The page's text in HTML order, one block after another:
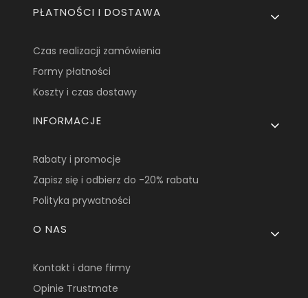
PŁATNOŚCI I DOSTAWA
Czas realizacji zamówienia
Formy płatności
Koszty i czas dostawy
INFORMACJE
Rabaty i promocje
Zapisz się i odbierz do -20% rabatu
Polityka prywatności
O NAS
Kontakt i dane firmy
Opinie Trustmate